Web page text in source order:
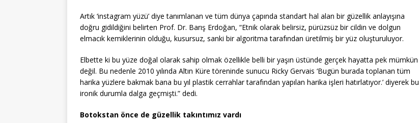
Artık ‘instagram yüzü’ diye tanımlanan ve tüm dünya çapında standart hal alan bir güzellik anlayışına
doğru gidildiğini belirten Prof. Dr. Barış Erdoğan, “Etnik olarak belirsiz, pürüzsüz bir cildin ve dolgun
elmacık kemiklerinin olduğu, kusursuz, sanki bir algoritma tarafından üretilmiş bir yüz oluşturuluyor.
Elbette ki bu yüze doğal olarak sahip olmak özellikle belli bir yaşın üstünde gerçek hayatta pek mümkün
değil. Bu nedenle 2010 yılında Altın Küre töreninde sunucu Ricky Gervais ‘Bugün burada toplanan tüm
harika yüzlere bakmak bana bu yıl plastik cerrahlar tarafından yapılan harika işleri hatırlatıyor.’ diyerek bu
ironik durumla dalga geçmişti.” dedi.
Botokstan önce de güzellik takıntımız vardı